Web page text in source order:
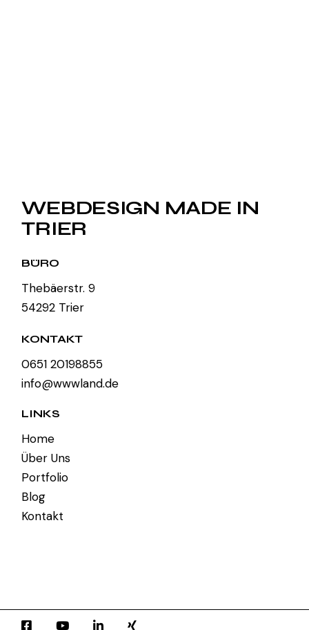
WEBDESIGN MADE IN
TRIER
BÜRO
Thebäerstr. 9
54292 Trier
KONTAKT
0651 20198855
info@wwwland.de
LINKS
Home
Über Uns
Portfolio
Blog
Kontakt